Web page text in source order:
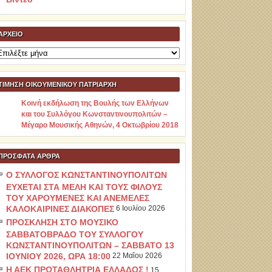
ΟΙΚΟΥΜΕΝΙΚΟΥ ΠΑΤΡΙΑΡΧΗ
Κοινή εκδήλωση της Βουλής των Ελλήνων
και του Συλλόγου Κωνσταντινουπολιτών –
Μέγαρο Μουσικής Αθηνών, 4 Οκτωβρίου 2018
ΆΡΘΡΑ
Ο ΣΥΛΛΟΓΟΣ ΚΩΝΣΤΑΝΤΙΝΟΥΠΟΛΙΤΩΝ
ΕΥΧΕΤΑΙ ΣΤΑ ΜΕΛΗ ΚΑΙ ΤΟΥΣ ΦΙΛΟΥΣ
ΤΟΥ ΧΑΡΟΥΜΕΝΕΣ ΚΑΙ ΑΝΕΜΕΛΕΣ
ΚΑΛΟΚΑΙΡΙΝΕΣ ΔΙΑΚΟΠΕΣ 6 Ιουλίου 2026
ΠΡΟΣΚΛΗΣΗ ΣΤΟ ΜΟΥΣΙΚΟ
ΣΑΒΒΑΤΟΒΡΑΔΟ ΤΟΥ ΣΥΛΛΟΓΟΥ
ΚΩΝΣΤΑΝΤΙΝΟΥΠΟΛΙΤΩΝ – ΣΑΒΒΑΤΟ 13
ΙΟΥΝΙΟΥ 2026, ΩΡΑ 18:00 22 Μαΐου 2026
Η ΑΕΚ ΠΡΩΤΑΘΛΗΤΡΙΑ ΕΛΛΑΔΟΣ !